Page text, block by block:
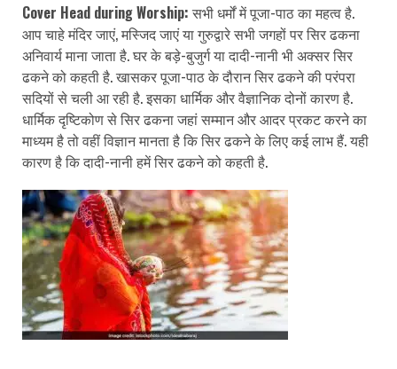
Cover Head during Worship: सभी धर्मों में पूजा-पाठ का महत्व है.
आप चाहे मंदिर जाएं, मस्जिद जाएं या गुरुद्वारे सभी जगहों पर सिर ढकना
अनिवार्य माना जाता है. घर के बड़े-बुजुर्ग या दादी-नानी भी अक्सर सिर
ढकने को कहती है. खासकर पूजा-पाठ के दौरान सिर ढकने की परंपरा
सदियों से चली आ रही है. इसका धार्मिक और वैज्ञानिक दोनों कारण है.
धार्मिक दृष्टिकोण से सिर ढकना जहां सम्मान और आदर प्रकट करने का
माध्यम है तो वहीं विज्ञान मानता है कि सिर ढकने के लिए कई लाभ हैं. यही
कारण है कि दादी-नानी हमें सिर ढकने को कहती है.